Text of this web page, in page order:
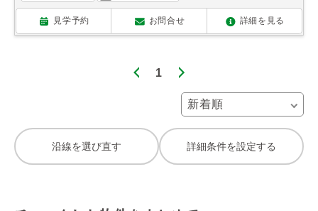
見学予約 お問合せ 詳細を見る
1
沿線を選び直す 詳細条件を設定する